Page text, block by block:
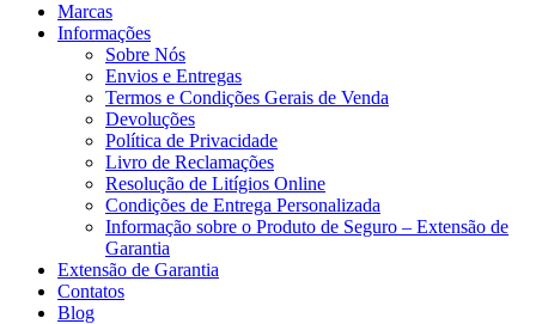
Marcas
Informações
Sobre Nós
Envios e Entregas
Termos e Condições Gerais de Venda
Devoluções
Política de Privacidade
Livro de Reclamações
Resolução de Litígios Online
Condições de Entrega Personalizada
Informação sobre o Produto de Seguro – Extensão de
Garantia
Extensão de Garantia
Contatos
Blog